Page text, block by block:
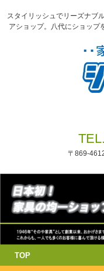
スタイリッシュでリーズナブ
アショップ。八代にショップ
〒869-
TOP